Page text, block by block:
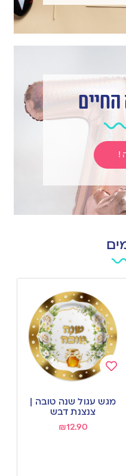
החיים
to
wishlist
מגש עגול שנה טובה |
צנצנת דבש
₪12.90